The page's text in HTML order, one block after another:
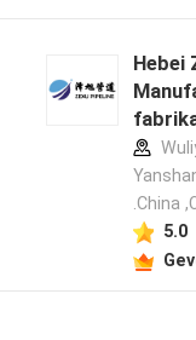
Hebei
.China
5.0